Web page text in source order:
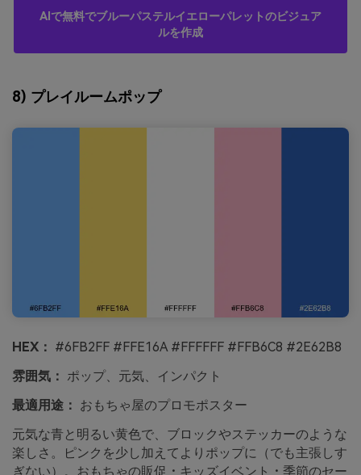
AIで無料でブルーパステルイエローパレットのビジュア
ルを作成
8) プレイルームポップ
HEX： #6FB2FF #FFE16A #FFFFFF #FFB6C8 #2E62B8
雰囲気： ポップ、元気、インパクト
最適用途： おもちゃ屋のプロモポスター
元気な青と明るい黄色で、ブロックやステッカーのような
楽しさ。ピンクを少し加えてよりポップに（でも主張しす
ぎない）。おもちゃの販促・キッズイベント・季節のセー